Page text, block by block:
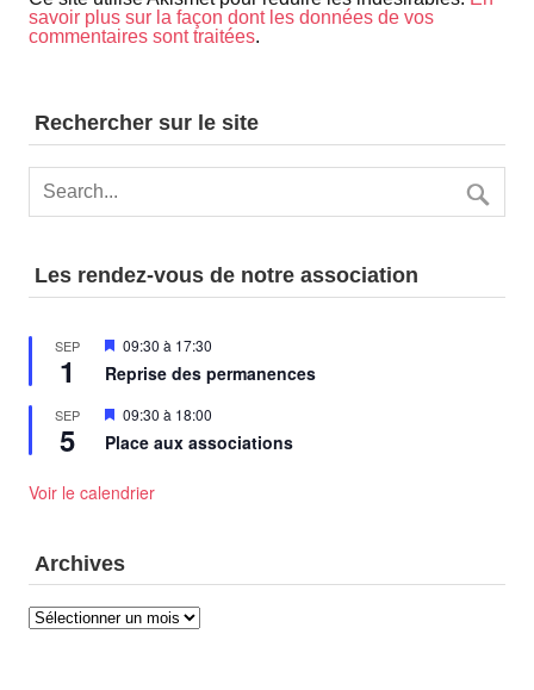
savoir plus sur la façon dont les données de vos
commentaires sont traitées.
Rechercher sur le site
Les rendez-vous de notre association
SEP
1
Mis
avant
09:30 à 17:30
Reprise des permanences
SEP
5
Mis
avant
09:30 à 18:00
Place aux associations
Voir le calendrier
Archives
Archives